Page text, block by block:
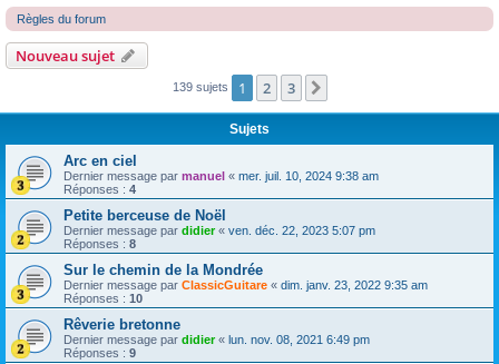
Règles du forum
Nouveau sujet
139 sujets 1 2 3
Sujets
Arc en ciel
Dernier message par manuel « mer. juil. 10, 2024 9:38 am
Réponses : 4
Petite berceuse de Noël
Dernier message par didier« ven. déc. 22, 2023 5:07 pm
Réponses : 8
Sur le chemin de la Mondrée
Dernier message par ClassicGuitare « dim. janv. 23, 2022 9:35 am
Réponses : 10
Rêverie bretonne
Dernier message par didier« lun. nov. 08, 2021 6:49 pm
Réponses : 9